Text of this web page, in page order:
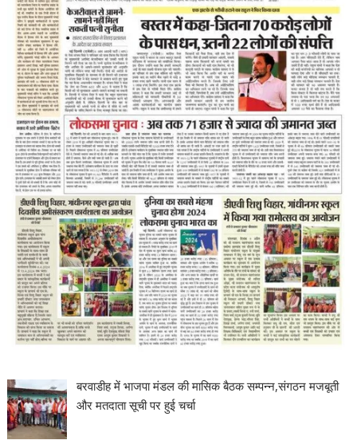
बरवाडीह में भाजपा मंडल की मासिक बैठक सम्पन्न,संगठन मजबूती
और मतदाता सूची पर हुई चर्चा